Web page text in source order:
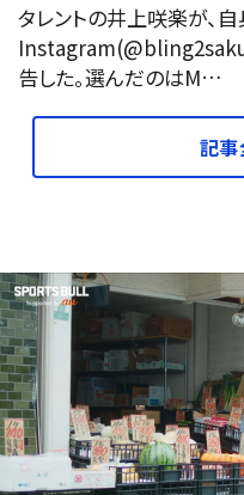
タレントの井上咲楽が、
告した。選んだのはM…
記事